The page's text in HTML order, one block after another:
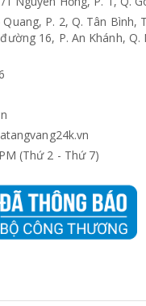
P. 2, Q. Tân Bình,
16, P. An Khánh, Q.
(Thứ 2 - Thứ 7)